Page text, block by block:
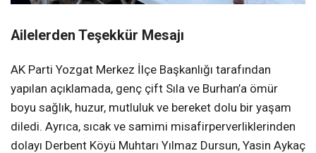
Ailelerden Teşekkür Mesajı
AK Parti Yozgat Merkez İlçe Başkanlığı tarafından
yapılan açıklamada, genç çift Sıla ve Burhan’a ömür
boyu sağlık, huzur, mutluluk ve bereket dolu bir yaşam
diledi. Ayrıca, sıcak ve samimi misafirperverliklerinden
dolayı Derbent Köyü Muhtarı Yılmaz Dursun, Yasin Aykaç